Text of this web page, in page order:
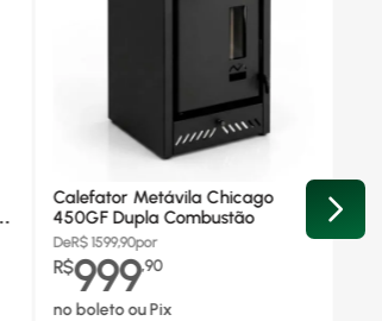
Calefator Metávila Chicago
450GF Dupla Combustão
DeR$ 1599,90por
R$999,90
no boleto ou Pix